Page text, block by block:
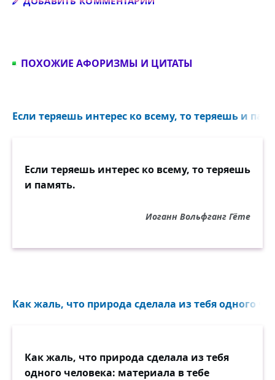
ПОХОЖИЕ АФОРИЗМЫ И ЦИТАТЫ
Если теряешь интерес ко всему, то теряешь и
Если теряешь интерес ко всему, то теряешь
и память.
Иоганн Вольфганг Гёте
Как жаль, что природа сделала из тебя одного
Как жаль, что природа сделала из тебя
одного человека: материала в тебе